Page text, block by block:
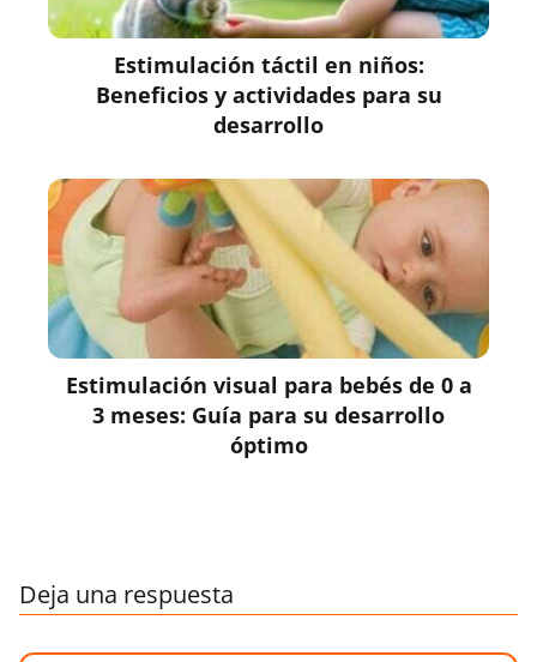
Estimulación táctil en niños:
Beneficios y actividades para su
desarrollo
Estimulación visual para bebés de 0 a
3 meses: Guía para su desarrollo
óptimo
Deja una respuesta